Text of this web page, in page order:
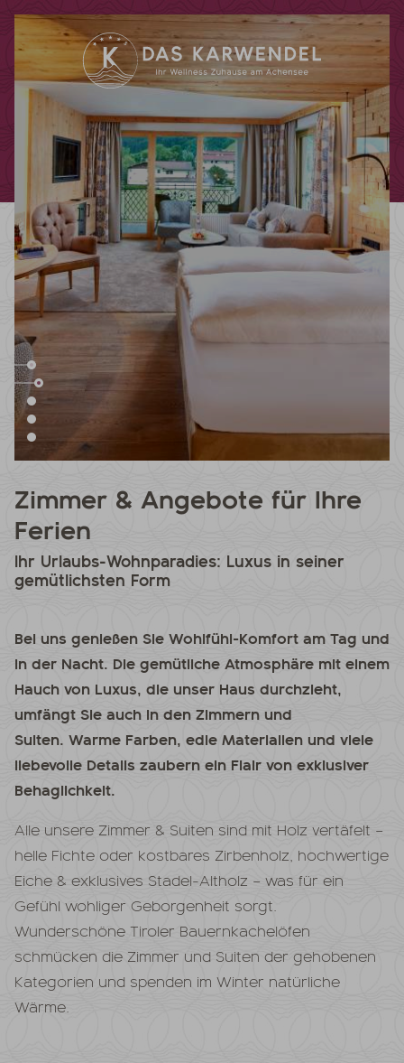
Zimmer & Angebote für Ihre
Ferien
Ihr Urlaubs-Wohnparadies: Luxus in seiner
gemütlichsten Form
Bei uns genießen Sie Wohlfühl-Komfort am Tag und
in der Nacht. Die gemütliche Atmosphäre mit einem
Hauch von Luxus, die unser Haus durchzieht,
umfängt Sie auch in den Zimmern und
Suiten. Warme Farben, edle Materialien und viele
liebevolle Details zaubern ein Flair von exklusiver
Behaglichkeit.
Alle unsere Zimmer & Suiten sind mit Holz vertäfelt –
helle Fichte oder kostbares Zirbenholz, hochwertige
Eiche & exklusives Stadel-Altholz – was für ein
Gefühl wohliger Geborgenheit sorgt.
Wunderschöne Tiroler Bauernkachelöfen
schmücken die Zimmer und Suiten der gehobenen
Kategorien und spenden im Winter natürliche
Wärme.
Hier können Sie Ihre Aktionscodes
oder Gutscheine einlösen.
Aktuell akzeptieren wir folgende
Codes:
Bonuscode
Gutscheine